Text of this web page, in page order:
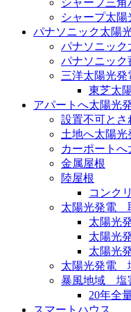
シャープ太
パナソニック太陽
パナソニッ
パナソニック
三洋太陽光発
東芝太
アパートへ太陽光
設置不可とさ
土地へ太陽光
カーポートへ
金属屋根
陸屋根
コンク
太陽光発電
太陽光
太陽光
太陽光
太陽光発電
暴風地域 塩
20年全
スマートハウス